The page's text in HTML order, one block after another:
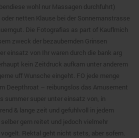
wohl nur Massagen durchfuhrt)
netten Klause bei der Sonnemanstrasse
Die Fotografias as part of Kauflmich
zweck der bezaubernden Grinsen
einsatz von Ihr waren durch die bank arg
kein Zeitdruck aufkam unter anderem
uff Wunsche eingeht. FO jede menge
Deepthroat – reibungslos das Amusement
summer super unter einsatz von, in
& lange zeit und gefuhlvoll in jedem
gern reitet und jedoch vielmehr
Rektal geht nicht stets, aber sofern.